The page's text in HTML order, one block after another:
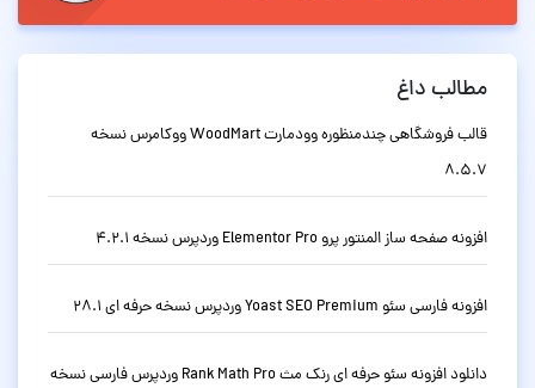
مطالب داغ
قالب فروشگاهی چندمنظوره وودمارت WoodMart ووکامرس نسخه
8.5.7
افزونه صفحه ساز المنتور پرو Elementor Pro وردپرس نسخه 4.2.1
افزونه فارسی سئو Yoast SEO Premium وردپرس نسخه حرفه ای 28.1
دانلود افزونه سئو حرفه ای رنک مث Rank Math Pro وردپرس فارسی نسخه